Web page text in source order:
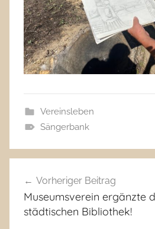
Vereinsleben
Sängerbank
Vorheriger Beitrag
Museumsverein ergänzte
städtischen Bibliothek!